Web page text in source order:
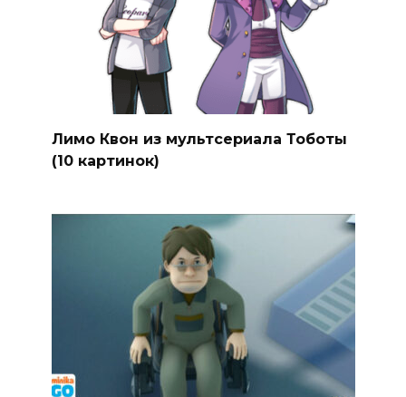
Лимо Квон из мультсериала Тоботы
(10 картинок)